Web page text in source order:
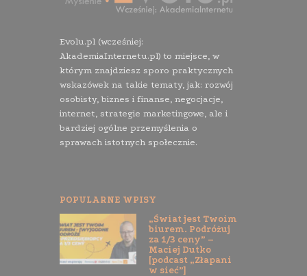
Evolu.pl (wcześniej:
AkademiaInternetu.pl) to miejsce, w
którym znajdziesz sporo praktycznych
wskazówek na takie tematy, jak: rozwój
osobisty, biznes i finanse, negocjacje,
internet, strategie marketingowe, ale i
bardziej ogólne przemyślenia o
sprawach istotnych społecznie.
POPULARNE WPISY
„Świat jest Twoim
biurem. Podróżuj
za 1/3 ceny” –
Maciej Dutko
[podcast „Złapani
w sieć”]